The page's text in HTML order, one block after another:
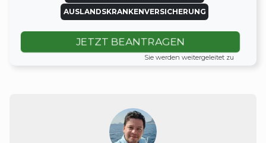
AUSLANDSKRANKENVERSICHERUNG
JETZT BEANTRAGEN
Sie werden weitergeleitet zu